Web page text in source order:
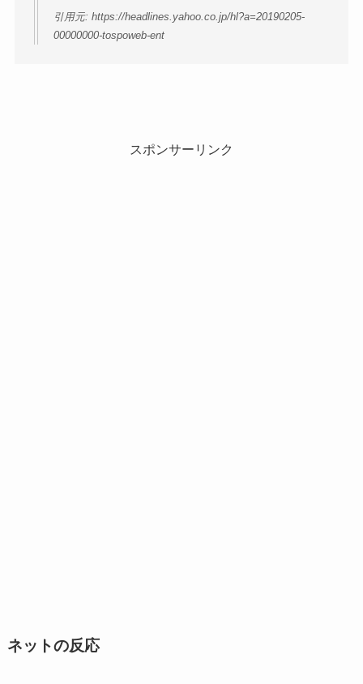
引用元: https://headlines.yahoo.co.jp/hl?a=20190205-
00000000-tospoweb-ent
スポンサーリンク
ネットの反応